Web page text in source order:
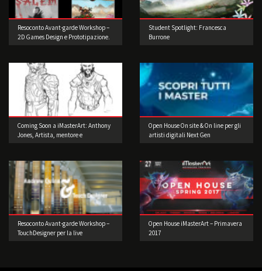
Resoconto Avant-garde Workshop –
2D Games Design e Prototipazione.
Student Spotlight: Francesca
Burrone
Coming Soon a iMasterArt: Anthony
Jones, Artista, mentore e
Open House On site & On line per gli
artisti digitali Next Gen
Resoconto Avant-garde Workshop –
TouchDesigner per la live
Open House iMasterArt – Primavera
2017